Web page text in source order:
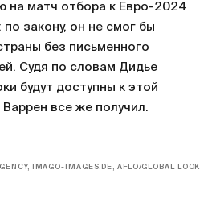
на матч отбора к Евро-2024
закону, он не смог бы
без письменного
Судя по словам Дидье
будут доступны к этой
все же получил.
IMAGO-IMAGES.DE, AFLO/GLOBAL LOOK